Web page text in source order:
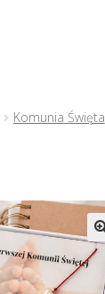
Komunia Święta